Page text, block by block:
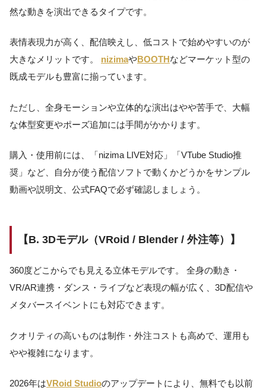
然な動きを演出できるタイプです。
表情表現力が高く、配信映えし、低コストで始めやすいのが
大きなメリットです。 nizimaやBOOTHなどマーケット型の
既成モデルも豊富に揃っています。
ただし、全身モーションや立体的な演出はやや苦手で、大幅
な体型変更やポーズ追加には手間がかかります。
購入・使用前には、「nizima LIVE対応」「VTube Studio推
奨」など、自分が使う配信ソフトで動くかどうかをサンプル
動画や説明文、公式FAQで必ず確認しましょう。
【B. 3Dモデル（VRoid / Blender / 外注等）】
360度どこからでも見える立体モデルです。 全身の動き・
VR/AR連携・ダンス・ライブなど表現の幅が広く、3D配信や
メタバースイベントにも対応できます。
クオリティの高いものは制作・外注コストも高めで、運用も
やや複雑になります。
2026年はVRoid Studioのアップデートにより、無料でも以前